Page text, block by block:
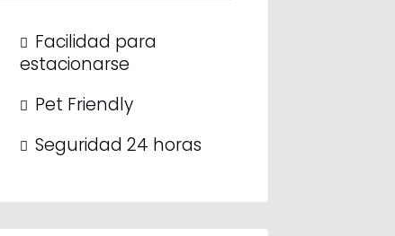
Facilidad para
estacionarse
Pet Friendly
Seguridad 24 horas